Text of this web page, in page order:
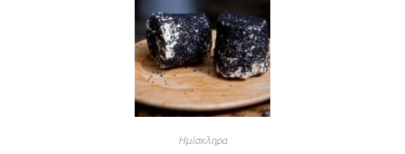
Ημίσκληρα